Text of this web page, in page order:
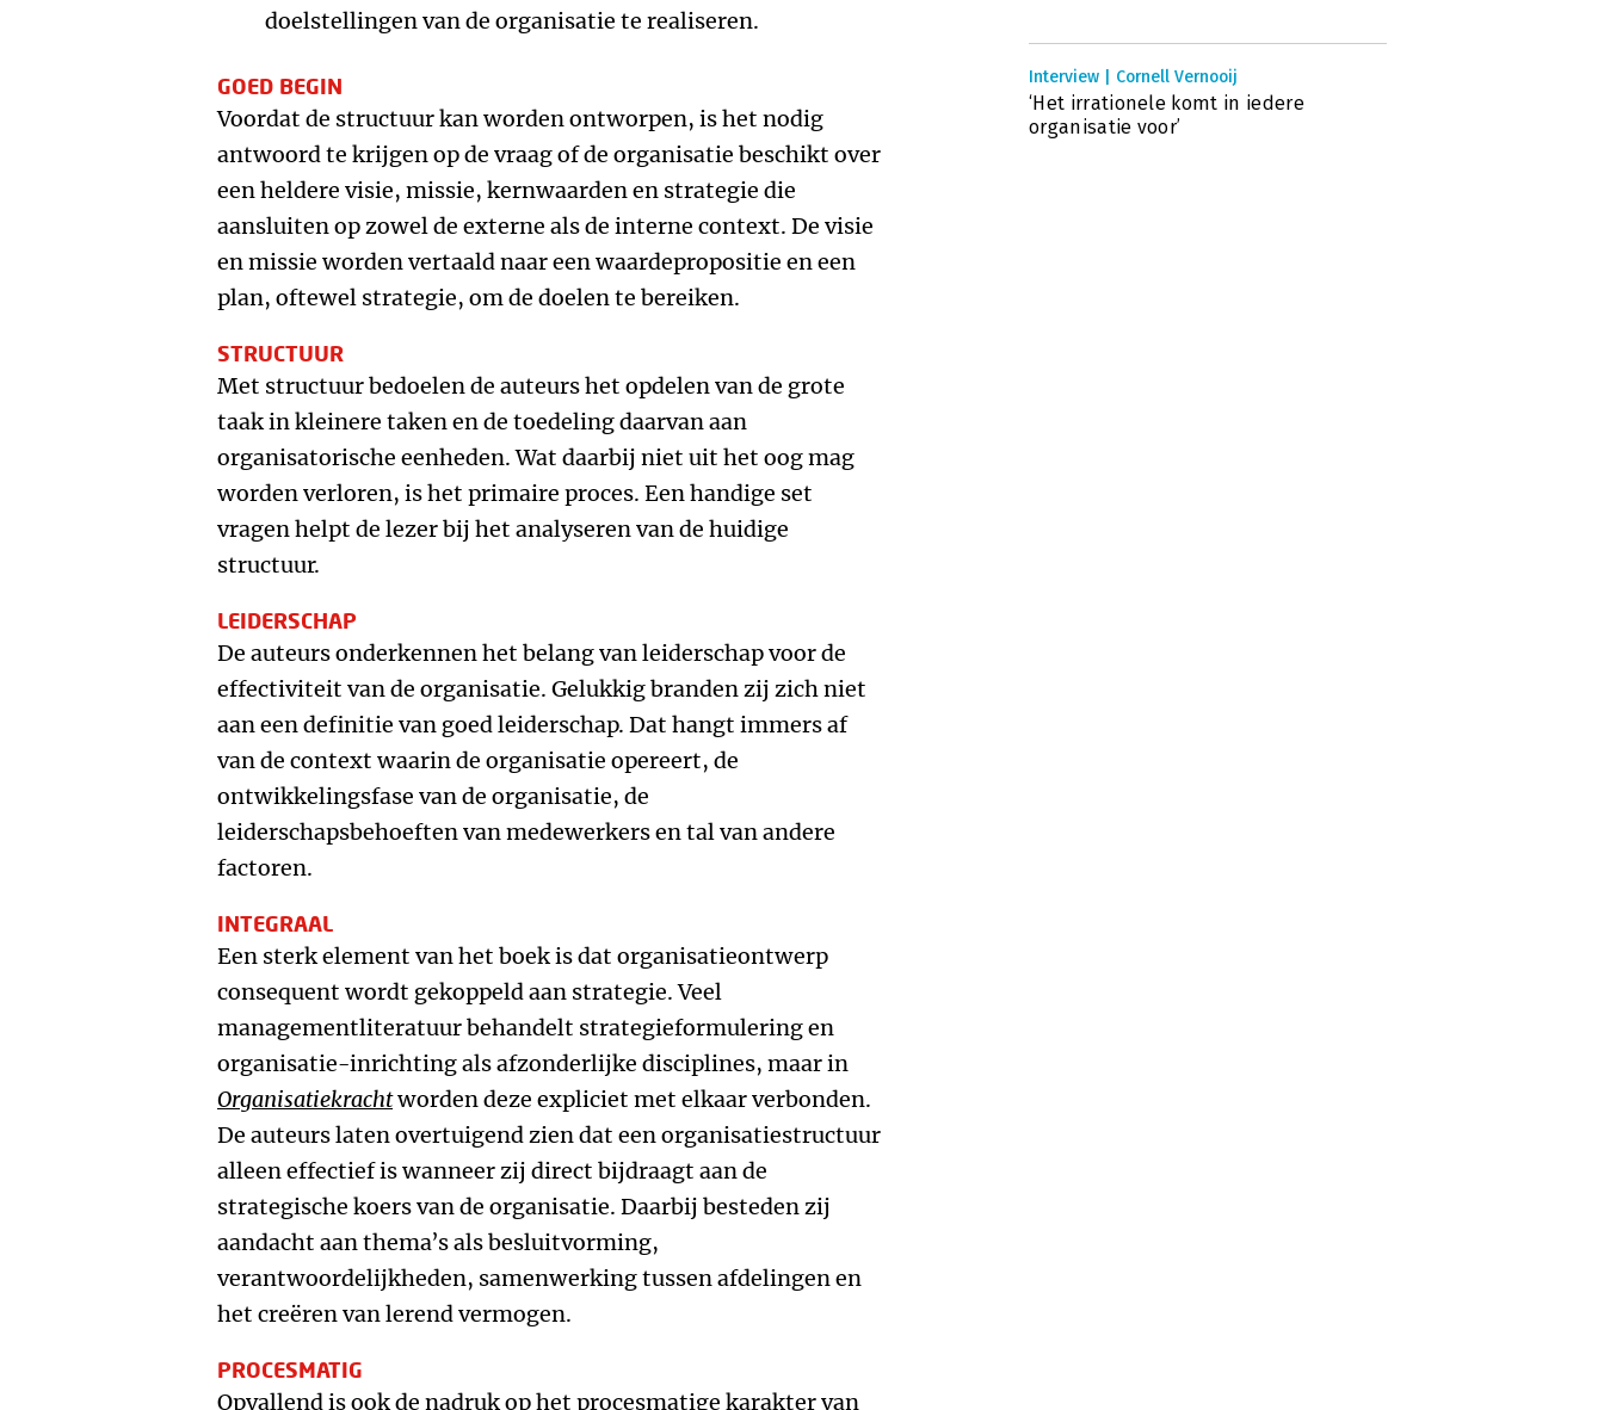
doelstellingen van de organisatie te realiseren.
GOED BEGIN
Voordat de structuur kan worden ontworpen, is het nodig
antwoord te krijgen op de vraag of de organisatie beschikt over
een heldere visie, missie, kernwaarden en strategie die
aansluiten op zowel de externe als de interne context. De visie
en missie worden vertaald naar een waardepropositie en een
plan, oftewel strategie, om de doelen te bereiken.
STRUCTUUR
Met structuur bedoelen de auteurs het opdelen van de grote
taak in kleinere taken en de toedeling daarvan aan
organisatorische eenheden. Wat daarbij niet uit het oog mag
worden verloren, is het primaire proces. Een handige set
vragen helpt de lezer bij het analyseren van de huidige
structuur.
LEIDERSCHAP
De auteurs onderkennen het belang van leiderschap voor de
effectiviteit van de organisatie. Gelukkig branden zij zich niet
aan een definitie van goed leiderschap. Dat hangt immers af
van de context waarin de organisatie opereert, de
ontwikkelingsfase van de organisatie, de
leiderschapsbehoeften van medewerkers en tal van andere
factoren.
INTEGRAAL
Een sterk element van het boek is dat organisatieontwerp
consequent wordt gekoppeld aan strategie. Veel
managementliteratuur behandelt strategieformulering en
organisatie-inrichting als afzonderlijke disciplines, maar in
Organisatiekrachtworden deze expliciet met elkaar verbonden.
De auteurs laten overtuigend zien dat een organisatiestructuur
alleen effectief is wanneer zij direct bijdraagt aan de
strategische koers van de organisatie. Daarbij besteden zij
aandacht aan thema’s als besluitvorming,
verantwoordelijkheden, samenwerking tussen afdelingen en
het creëren van lerend vermogen.
PROCESMATIG
Opvallend is ook de nadruk op het procesmatige karakter van
Interview | Cornell Vernooij
‘Het irrationele komt in iedere
organisatie voor’